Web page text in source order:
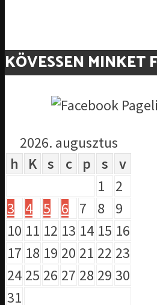
KÖVESSEN MINKET
2026. augusztus
h
K s c p s
v
1
2
3
4 5 6 7 8
9
10 11 12 13 14 15 16
17 18 19 20 21 22 23
24 25 26 27 28 29 30
31